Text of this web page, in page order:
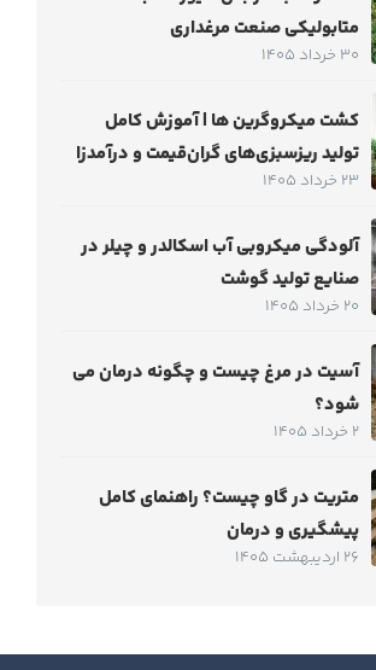
متابولیکی صنعت مرغداری
30 خرداد 1405
کشت میکروگرین‌ ها | آموزش کامل
تولید ریزسبزی‌های گران‌قیمت و درآمدزا
23 خرداد 1405
آلودگی میکروبی آب اسکالدر و چیلر در
صنایع تولید گوشت
20 خرداد 1405
آسیت در مرغ چیست و چگونه درمان می
شود؟
2 خرداد 1405
متریت در گاو چیست؟ راهنمای کامل
پیشگیری و درمان
26 اردیبهشت 1405